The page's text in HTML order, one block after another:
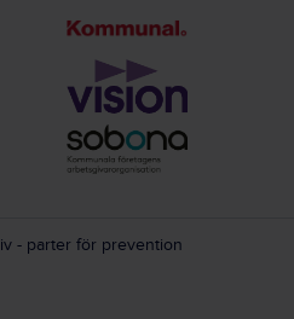
- parter för prevention